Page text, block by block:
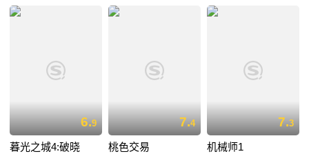
6.9
暮光之城4:破晓
7.4
桃色交易
7.3
机械师1